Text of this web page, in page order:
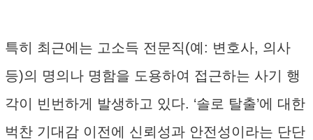
특히 최근에는 고소득 전문직(예: 변호사, 의사
등)의 명의나 명함을 도용하여 접근하는 사기 행
각이 빈번하게 발생하고 있다. ‘솔로 탈출’에 대한
벅찬 기대감 이전에 신뢰성과 안전성이라는 단단